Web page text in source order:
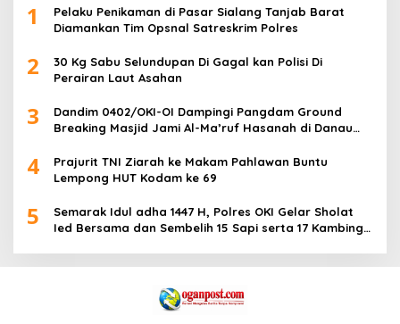
1
Pelaku Penikaman di Pasar Sialang Tanjab Barat
Diamankan Tim Opsnal Satreskrim Polres
2
30 Kg Sabu Selundupan Di Gagal kan Polisi Di
Perairan Laut Asahan
3
Dandim 0402/OKI-OI Dampingi Pangdam Ground
Breaking Masjid Jami Al-Ma’ruf Hasanah di Danau
4
Prajurit TNI Ziarah ke Makam Pahlawan Buntu
Lempong HUT Kodam ke 69
5
Semarak Idul adha 1447 H, Polres OKI Gelar Sholat
Ied Bersama dan Sembelih 15 Sapi serta 17 Kambing